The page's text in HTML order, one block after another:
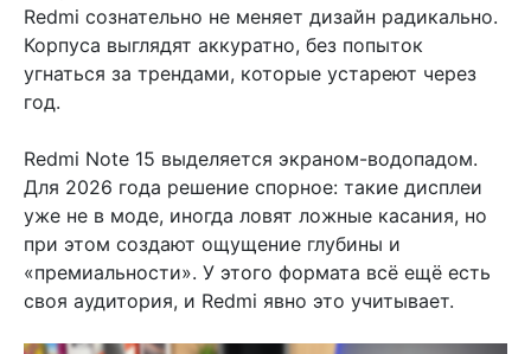
Redmi сознательно не меняет дизайн радикально.
Корпуса выглядят аккуратно, без попыток
угнаться за трендами, которые устареют через
год.
Redmi Note 15 выделяется экраном-водопадом.
Для 2026 года решение спорное: такие дисплеи
уже не в моде, иногда ловят ложные касания, но
при этом создают ощущение глубины и
«премиальности». У этого формата всё ещё есть
своя аудитория, и Redmi явно это учитывает.